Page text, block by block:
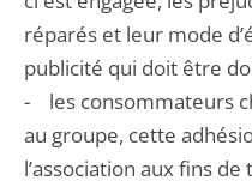
réparés et leur mode
publicité qui doit être
- les consommateurs
au groupe, cette
l’association aux fins